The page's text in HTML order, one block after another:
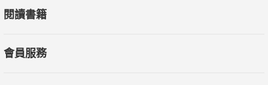
鬆軟的海綿蛋糕，上下覆蓋兩片酥脆的杏仁蛋白餅，夾層中塗抹
風味的濃郁口感非常特別，吃起來滿滿幸福感。
閱讀書籍
會員服務